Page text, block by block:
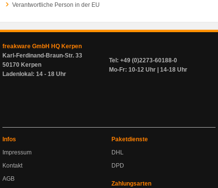
Verantwortliche Person in der EU
freakware GmbH HQ Kerpen
Karl-Ferdinand-Braun-Str. 33
50170 Kerpen
Ladenlokal: 14 - 18 Uhr
Tel: +49 (0)2273-60188-0
Mo-Fr: 10-12 Uhr | 14-18 Uhr
Infos
Impressum
Kontakt
AGB
Paketdienste
DHL
DPD
Zahlungsarten